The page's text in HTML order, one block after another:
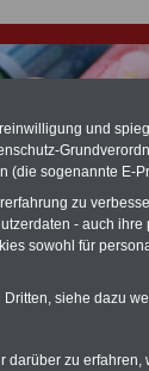
(zu geringe
von Berlin für
März 2027 eine
führen wird).
geben
und 13.000 Euro
nach dem
(im II. Quartal.2026
und
(die sogenannte E-
zu
- auch
sowohl für
siehe dazu
darüber zu